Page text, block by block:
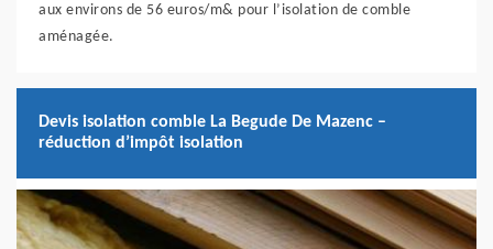
aux environs de 56 euros/m& pour l’isolation de comble
aménagée.
Devis isolation comble La Begude De Mazenc –
réduction d’impôt isolation